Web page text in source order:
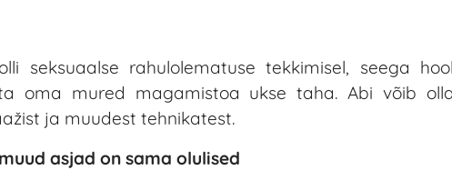
seksuaalse rahulolematuse tekkimisel, seega
oma mured magamistoa ukse taha. Abi võib
ja muudest tehnikatest.
asjad on sama olulised